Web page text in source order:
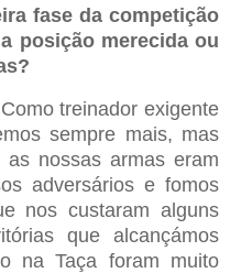
fase da competição
posição merecida ou
treinador exigente
sempre mais, mas
nossas armas eram
adversários e fomos
nos custaram alguns
que alcançámos
na Taça foram muito